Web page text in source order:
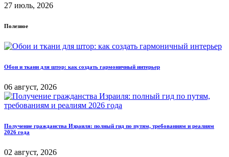
27 июль, 2026
Полезное
Обои и ткани для штор: как создать гармоничный интерьер
06 август, 2026
Получение гражданства Израиля: полный гид по путям, требованиям и реалиям
2026 года
02 август, 2026